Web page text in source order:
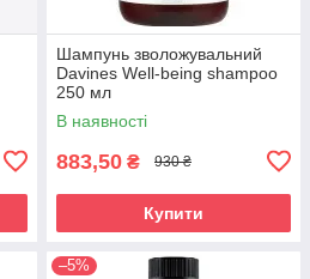
Шампунь зволожувальний
Davines Well-being shampoo
250 мл
В наявності
883,50 ₴ 930 ₴
Купити
–5%